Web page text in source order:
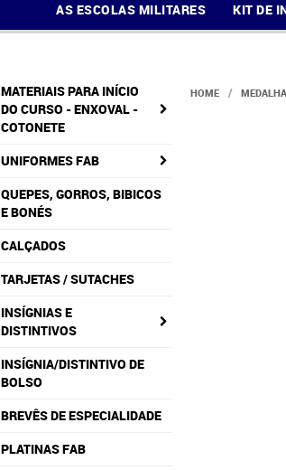
AS ESCOLAS MILITARES KIT DE
MATERIAIS PARA INÍCIO
DO CURSO - ENXOVAL -
COTONETE
UNIFORMES FAB
QUEPES, GORROS, BIBICOS
E BONÉS
CALÇADOS
TARJETAS / SUTACHES
INSÍGNIAS E
DISTINTIVOS
INSÍGNIA/DISTINTIVO DE
BOLSO
BREVÊS DE ESPECIALIDADE
PLATINAS FAB
HOME